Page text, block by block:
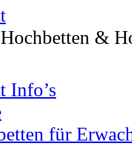
&
Info’s
für